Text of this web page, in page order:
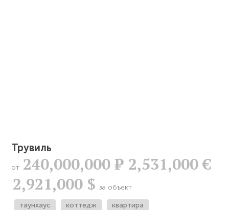
Трувиль
от 240,000,000Р 2,531,000 €
2,921,000 $ за объект
таунхаус коттедж квартира